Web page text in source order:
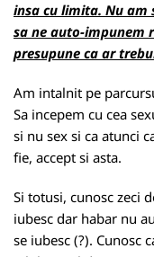
insa cu limita. Nu am
sa ne auto-impunem
presupune ca ar
Am intalnit pe
Sa incepem cu cea
si nu sex si ca atunci
fie, accept si asta.
Si totusi, cunosc zeci
iubesc dar habar nu
se iubesc (?). Cunosc